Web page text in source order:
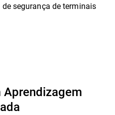
segurança de terminais